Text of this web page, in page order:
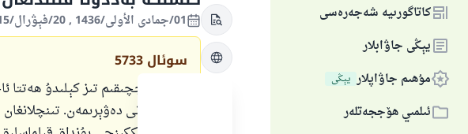
كاتاگورىيە شەجەرەسى
يېڭى جاۋابلار
مۇھىم جاۋاپلار يېڭى
ئىلمىي ھۆججەتلەر
01/جمادى الأولى/1436 , 20/فېۋرال/2015
سوئال 5733
مېنىڭ ئاچچىقىم تىز كېلىدۇ
نەرسىلەرنى دەۋېرىمەن.